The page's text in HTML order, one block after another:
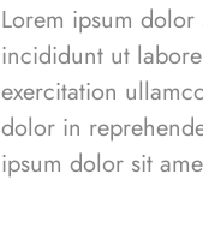
Lorem ipsum
incididunt ut
exercitation
dolor in
ipsum dolor sit